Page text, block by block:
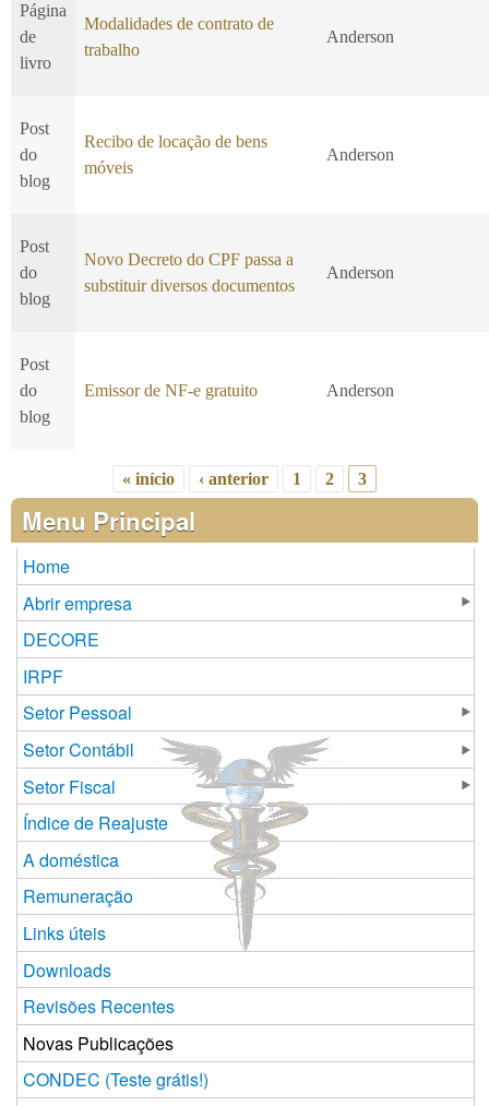
Página
de
livro
Modalidades de contrato de
trabalho
Anderson
Post
do
blog
Recibo de locação de bens
móveis
Anderson
Post
do
blog
Novo Decreto do CPF passa a
substituir diversos documentos
Anderson
Post
do
blog
Emissor de NF-e gratuito Anderson
Páginas
« início ‹ anterior 1 2 3
Menu Principal
Home
Abrir empresa
DECORE
IRPF
Setor Pessoal
Setor Contábil
Setor Fiscal
Índice de Reajuste
A doméstica
Remuneração
Links úteis
Downloads
Revisões Recentes
Novas Publicações
CONDEC (Teste grátis!)